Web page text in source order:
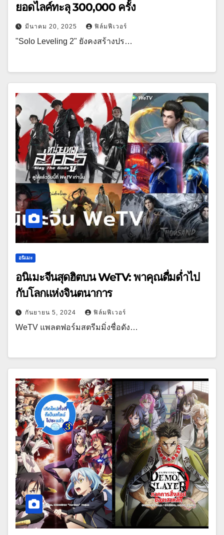
ยอดไลค์ทะลุ 300,000 ครั้ง
มีนาคม 20, 2025 ฟิล์มฟีเวอร์
"Solo Leveling 2" ยังคงสร้างปร…
อนิเมะ
อนิเมะจีนสุดฮิตบน WeTV: พาคุณดื่มด่ำไป
กับโลกแห่งจินตนาการ
กันยายน 5, 2024 ฟิล์มฟีเวอร์
WeTV แพลตฟอร์มสตรีมมิ่งชื่อดัง…